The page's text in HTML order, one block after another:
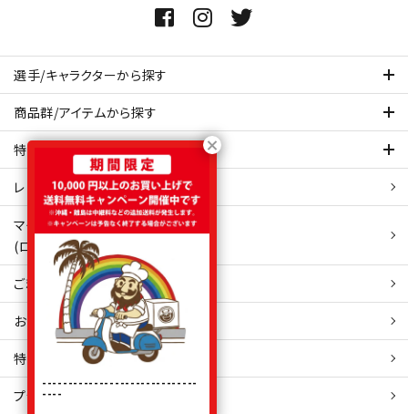
選手/キャラクターから探す
商品群/アイテムから探す
特集ページを見てみる
レビュー・口コミ 一覧ページ
マイアカウント
(ログイン/新規会員登録)
ご利用ガイド
お問い合わせ
特定商取引 法表示
プライバシーポリシー
------------------------------
----